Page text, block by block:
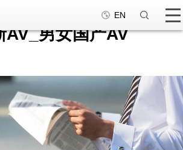
亚洲一区_免费一级
AV_男女国产AV
EN